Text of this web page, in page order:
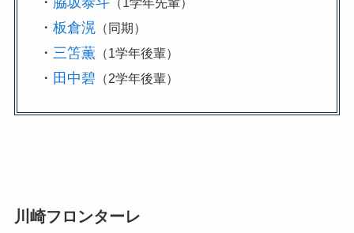
・ 板倉滉（同期）
・ 三笘薫 （1学年後輩）
・ 田中碧 （2学年後輩）
川崎フロンターレ